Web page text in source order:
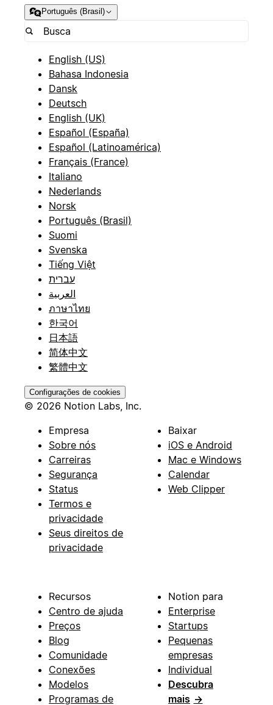
Português (Brasil)
English (US)
Bahasa Indonesia
Dansk
Deutsch
English (UK)
Español (España)
Español (Latinoamérica)
Français (France)
Italiano
Nederlands
Norsk
Português (Brasil)
Suomi
Svenska
Tiếng Việt
עברית
العربية
ภาษาไทย
한국어
日本語
简体中文
繁體中文
Configurações de cookies
© 2026 Notion Labs, Inc.
Empresa
Sobre nós
Carreiras
Segurança
Status
Termos e
privacidade
Seus direitos de
privacidade
Baixar
iOS e Android
Mac e Windows
Calendar
Web Clipper
Recursos
Centro de ajuda
Preços
Blog
Comunidade
Conexões
Modelos
Programas de
Notion para
Enterprise
Startups
Pequenas
empresas
Individual
Descubra
mais →